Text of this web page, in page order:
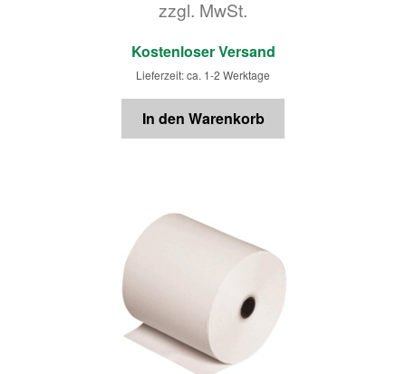
zzgl. MwSt.
€
Kostenloser Versand
Lieferzeit: ca. 1-2 Werktage
In den Warenkorb